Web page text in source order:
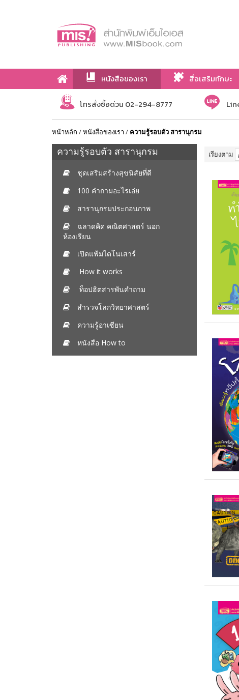
หนังสือของเรา สื่อเสริมทักษะ
เกี่ยวกับเรา
โทรสั่งซื้อด่วน 02-294-8777
หน้าหลัก /หนังสือของเรา / ความรู้รอบตัว สารานุกรม
ความรู้รอบตัว สารานุกรม
ชุดเสริมสร้างสุขนิสัยที่ดี
100 คำถามอะไรเอ่ย
สารานุกรมประกอบภาพ
ฉลาดคิด คณิตศาสตร์ นอก
ห้องเรียน
เปิดแฟ้มไดโนเสาร์
How it works
ท็อปฮิตสารพันคำถาม
สำรวจโลกวิทยาศาสตร์
ความรู้อาเซียน
หนังสือ How to
เรียงตาม